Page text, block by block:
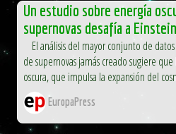
Un estudio sobre energía
supernovas desafía a Einstein
El análisis del mayor conjunto de
de supernovas jamás creado sugiere
oscura, que impulsa la expansión del
EuropaPress